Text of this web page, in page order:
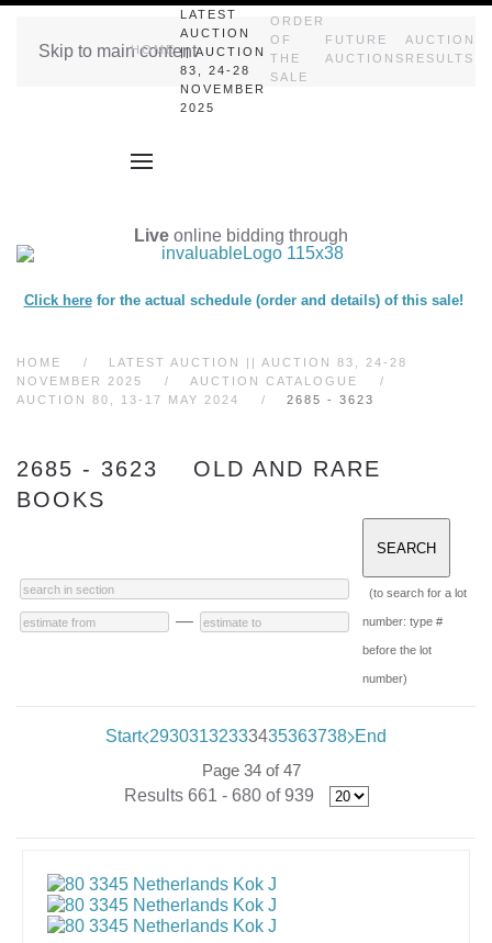
Skip to main content
HOME
LATEST
AUCTION
|| AUCTION
83, 24-28
NOVEMBER
2025
ORDER
OF
THE
SALE
FUTURE
AUCTIONS
AUCTION
RESULTS
Live online bidding through
Click herefor the actual schedule (order and details) of this sale!
HOME
LATEST AUCTION || AUCTION 83, 24-28
NOVEMBER 2025
AUCTION CATALOGUE
AUCTION 80, 13-17 MAY 2024
2685 - 3623
2685 - 3623 OLD AND RARE
BOOKS
—
(to search for a lot
number: type #
before the lot
number)
Start 29303132333435363738 End
Page 34 of 47
Results 661 - 680 of 939